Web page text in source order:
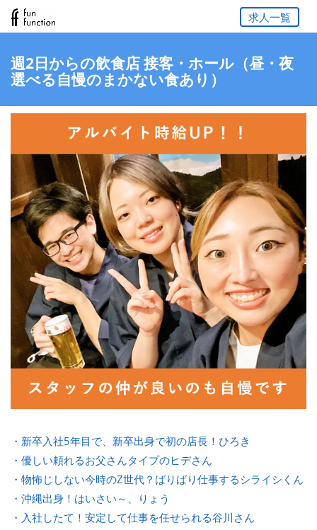
求人一覧
週2日からの飲食店 接客・ホール（昼・夜
選べる自慢のまかない食あり）
・新卒入社5年目で、新卒出身で初の店長！ひろき
・優しい頼れるお父さんタイプのヒデさん
・物怖じしない今時のZ世代？ばりばり仕事するシライシくん
・沖縄出身！はいさい～、りょう
・入社したて！安定して仕事を任せられる谷川さん